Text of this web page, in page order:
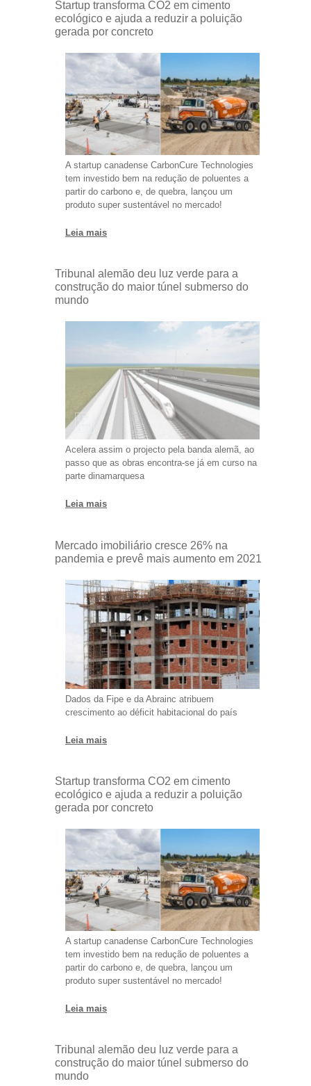
Startup transforma CO2 em cimento
ecológico e ajuda a reduzir a poluição
gerada por concreto
A startup canadense CarbonCure Technologies
tem investido bem na redução de poluentes a
partir do carbono e, de quebra, lançou um
produto super sustentável no mercado!
Leia mais
Tribunal alemão deu luz verde para a
construção do maior túnel submerso do
mundo
Acelera assim o projecto pela banda alemã, ao
passo que as obras encontra-se já em curso na
parte dinamarquesa
Leia mais
Mercado imobiliário cresce 26% na
pandemia e prevê mais aumento em 2021
Dados da Fipe e da Abrainc atribuem
crescimento ao déficit habitacional do país
Leia mais
Startup transforma CO2 em cimento
ecológico e ajuda a reduzir a poluição
gerada por concreto
A startup canadense CarbonCure Technologies
tem investido bem na redução de poluentes a
partir do carbono e, de quebra, lançou um
produto super sustentável no mercado!
Leia mais
Tribunal alemão deu luz verde para a
construção do maior túnel submerso do
mundo